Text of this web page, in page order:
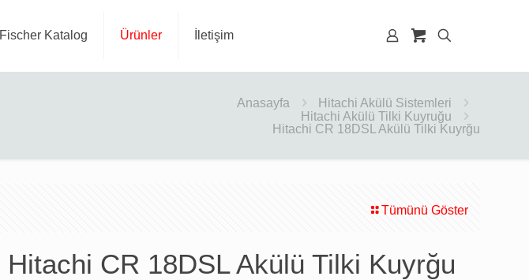
Fischer Katalog Ürünler İletişim
Anasayfa
Hitachi Akülü Sistemleri
Hitachi Akülü Tilki Kuyruğu
Hitachi CR 18DSL Akülü Tilki Kuyrğu
Tümünü Göster
Hitachi CR 18DSL Akülü Tilki Kuyrğu